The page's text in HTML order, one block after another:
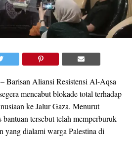
Barisan Aliansi Resistensi Al-Aqsa
mencabut blokade total terhadap
ke Jalur Gaza. Menurut
tersebut telah memperburuk
yang dialami warga Palestina di